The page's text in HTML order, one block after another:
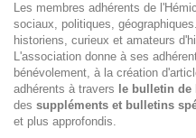
Les membres adhérents de
sociaux, politiques,
historiens, curieux et amateurs
L'association donne à ses
bénévolement, à la création
adhérents à travers le bulletin
des suppléments et bulletins
et plus approfondis.